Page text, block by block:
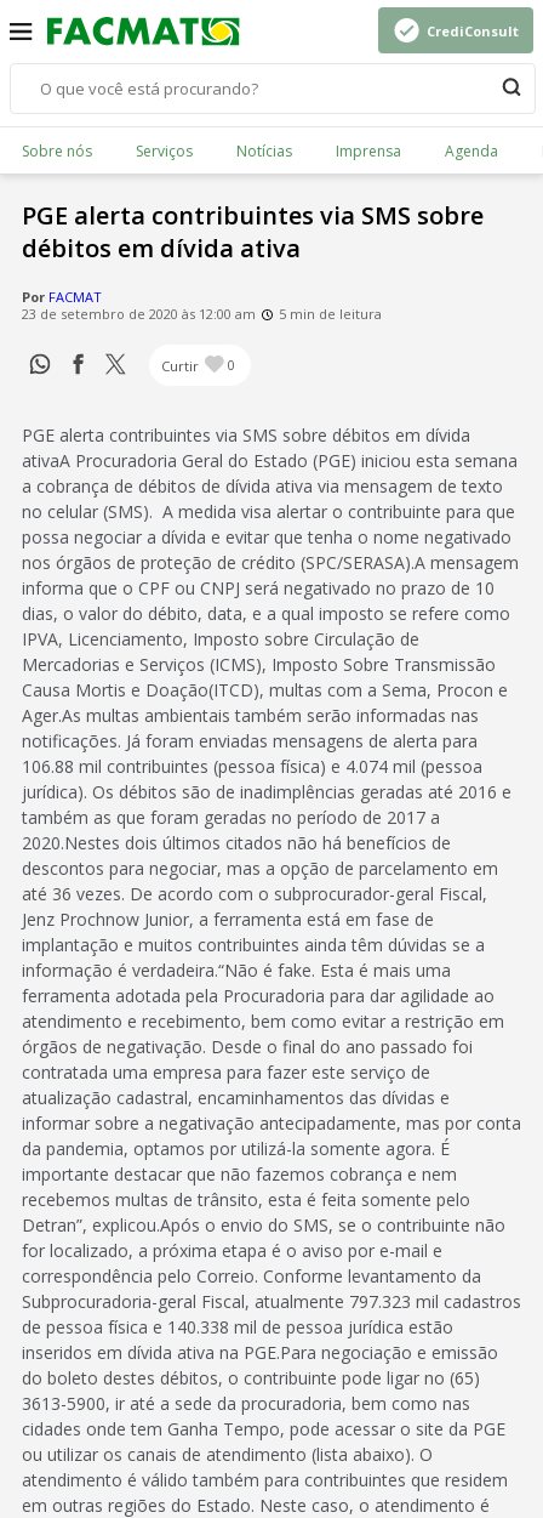
CrediConsult
Sobre nós Serviços Notícias Imprensa Agenda
PGE alerta contribuintes via SMS sobre
débitos em dívida ativa
Por FACMAT
23 de setembro de 2020 às 12:00 am
5 min de leitura
Curtir 0
PGE alerta contribuintes via SMS sobre débitos em dívida
ativaA Procuradoria Geral do Estado (PGE) iniciou esta semana
a cobrança de débitos de dívida ativa via mensagem de texto
no celular (SMS). A medida visa alertar o contribuinte para que
possa negociar a dívida e evitar que tenha o nome negativado
nos órgãos de proteção de crédito (SPC/SERASA).A mensagem
informa que o CPF ou CNPJ será negativado no prazo de 10
dias, o valor do débito, data, e a qual imposto se refere como
IPVA, Licenciamento, Imposto sobre Circulação de
Mercadorias e Serviços (ICMS), Imposto Sobre Transmissão
Causa Mortis e Doação(ITCD), multas com a Sema, Procon e
Ager.As multas ambientais também serão informadas nas
notificações. Já foram enviadas mensagens de alerta para
106.88 mil contribuintes (pessoa física) e 4.074 mil (pessoa
jurídica). Os débitos são de inadimplências geradas até 2016 e
também as que foram geradas no período de 2017 a
2020.Nestes dois últimos citados não há benefícios de
descontos para negociar, mas a opção de parcelamento em
até 36 vezes. De acordo com o subprocurador-geral Fiscal,
Jenz Prochnow Junior, a ferramenta está em fase de
implantação e muitos contribuintes ainda têm dúvidas se a
informação é verdadeira.“Não é fake. Esta é mais uma
ferramenta adotada pela Procuradoria para dar agilidade ao
atendimento e recebimento, bem como evitar a restrição em
órgãos de negativação. Desde o final do ano passado foi
contratada uma empresa para fazer este serviço de
atualização cadastral, encaminhamentos das dívidas e
informar sobre a negativação antecipadamente, mas por conta
da pandemia, optamos por utilizá-la somente agora. É
importante destacar que não fazemos cobrança e nem
recebemos multas de trânsito, esta é feita somente pelo
Detran”, explicou.Após o envio do SMS, se o contribuinte não
for localizado, a próxima etapa é o aviso por e-mail e
correspondência pelo Correio. Conforme levantamento da
Subprocuradoria-geral Fiscal, atualmente 797.323 mil cadastros
de pessoa física e 140.338 mil de pessoa jurídica estão
inseridos em dívida ativa na PGE.Para negociação e emissão
do boleto destes débitos, o contribuinte pode ligar no (65)
3613-5900, ir até a sede da procuradoria, bem como nas
cidades onde tem Ganha Tempo, pode acessar o site da PGE
ou utilizar os canais de atendimento (lista abaixo). O
atendimento é válido também para contribuintes que residem
em outras regiões do Estado. Neste caso, o atendimento é